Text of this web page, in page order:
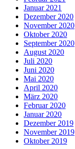
Januar 2021
Dezember 2020
November 2020
Oktober 2020
September 2020
August 2020
Juli 2020
Juni 2020
Mai 2020
April 2020
März 2020
Februar 2020
Januar 2020
Dezember 2019
November 2019
Oktober 2019